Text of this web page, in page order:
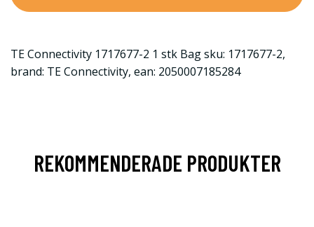
TE Connectivity 1717677-2 1 stk Bag sku: 1717677-2,
brand: TE Connectivity, ean: 2050007185284
REKOMMENDERADE PRODUKTER